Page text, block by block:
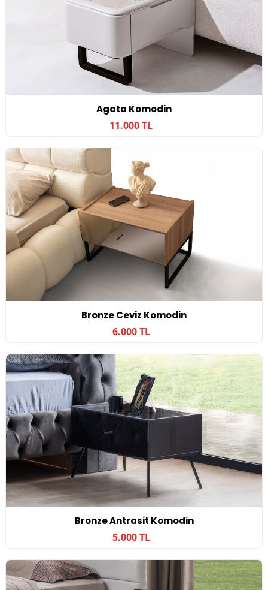
Agata Komodin
11.000 TL
Bronze Ceviz Komodin
6.000 TL
Bronze Antrasit Komodin
5.000 TL